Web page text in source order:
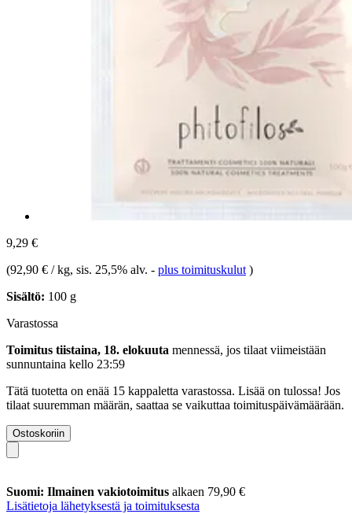
9,29 €
(92,90 € / kg, sis. 25,5% alv. - plus toimituskulut )
Sisältö: 100 g
Varastossa
Toimitus tiistaina, 18. elokuuta mennessä, jos tilaat viimeistään
sunnuntaina kello 23:59
Tätä tuotetta on enää 15 kappaletta varastossa. Lisää on tulossa! Jos
tilaat suuremman määrän, saattaa se vaikuttaa toimituspäivämäärään.
Ostoskoriin
Suomi: Ilmainen vakiotoimitus alkaen 79,90 €
Lisätietoja lähetyksestä ja toimituksesta